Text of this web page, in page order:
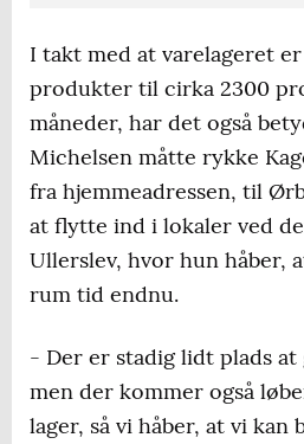
Ejer af Kagegrisen.dk,
arbejder fuld tid i.
I takt med at varelageret
produkter til cirka 2300
måneder, har det også
Michelsen måtte rykke
fra hjemmeadressen, til
at flytte ind i lokaler ved
Ullerslev, hvor hun håber,
rum tid endnu.
- Der er stadig lidt plads
men der kommer også
lager, så vi håber, at vi kan